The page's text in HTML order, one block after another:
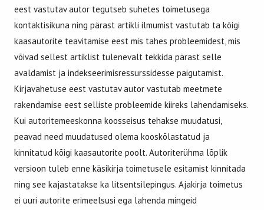
eest vastutav autor tegutseb suhetes toimetusega
kontaktisikuna ning pärast artikli ilmumist vastutab ta kõigi
kaasautorite teavitamise eest mis tahes probleemidest, mis
võivad sellest artiklist tulenevalt tekkida pärast selle
avaldamist ja indekseerimisressurssidesse paigutamist.
Kirjavahetuse eest vastutav autor vastutab meetmete
rakendamise eest selliste probleemide kiireks lahendamiseks.
Kui autoritemeeskonna koosseisus tehakse muudatusi,
peavad need muudatused olema kooskõlastatud ja
kinnitatud kõigi kaasautorite poolt. Autoriterühma lõplik
versioon tuleb enne käsikirja toimetusele esitamist kinnitada
ning see kajastatakse ka litsentsilepingus. Ajakirja toimetus
ei uuri autorite erimeelsusi ega lahenda mingeid